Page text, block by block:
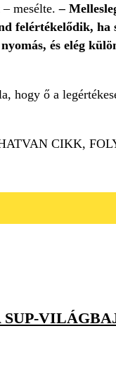
– mesélte.–
felértékelődik,
és elég
hogy ő a
CIKK,